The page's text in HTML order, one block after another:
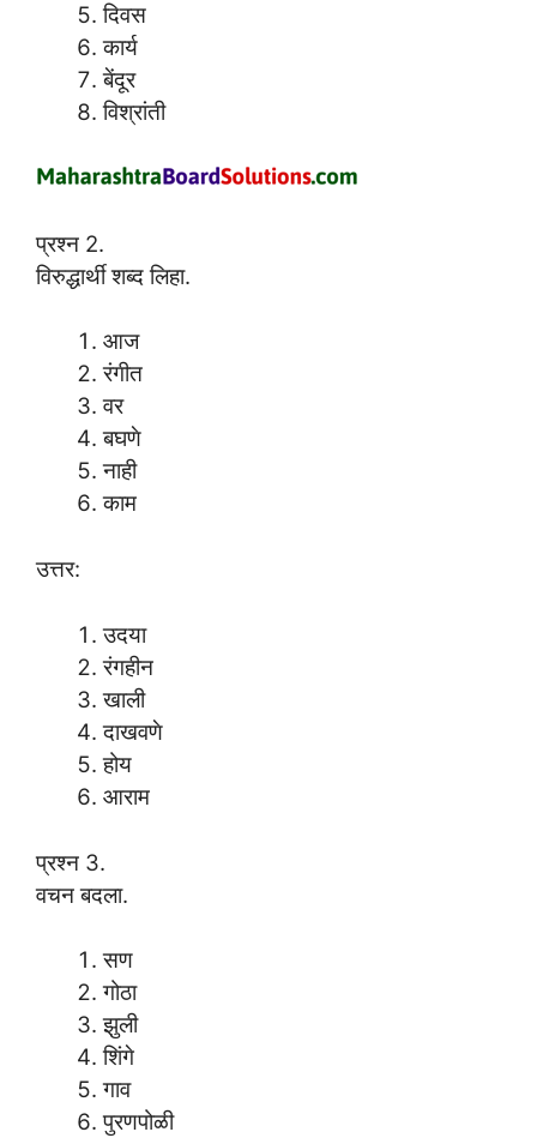
दिवस
कार्य
बेंदूर
विश्रांती
प्रश्न 2.
विरुद्धार्थी शब्द लिहा.
आज
रंगीत
वर
बघणे
नाही
काम
उत्तर:
उदया
रंगहीन
खाली
दाखवणे
होय
आराम
प्रश्न 3.
वचन बदला.
सण
गोठा
झुली
शिंगे
गाव
पुरणपोळी